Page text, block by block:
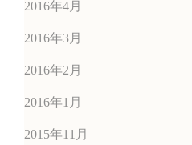
2016年4月
2016年3月
2016年2月
2016年1月
2015年11月